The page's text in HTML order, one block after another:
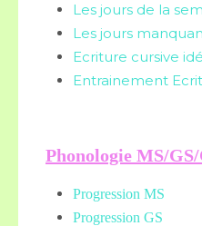
Les jours de la
Les jours
Ecriture cursive
Entrainement
Phonologie MS/
Progression MS
Progression GS